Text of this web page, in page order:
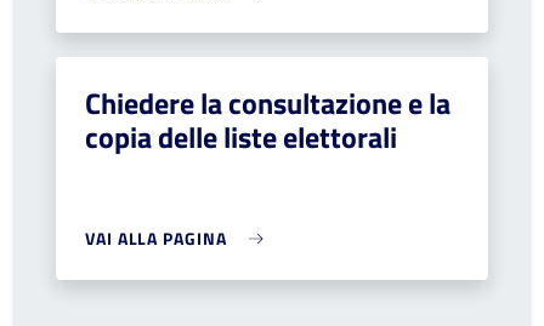
Chiedere la consultazione e la
copia delle liste elettorali
VAI ALLA PAGINA